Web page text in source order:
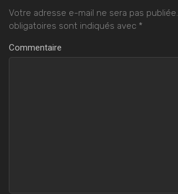
Votre adresse e-mail ne sera pas publiée.
obligatoires sont indiqués avec *
Commentaire